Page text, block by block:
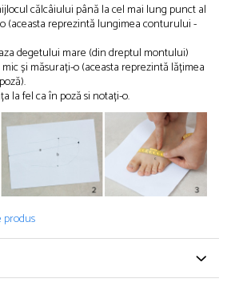
călcâiului până la cel mai lung punct al
(aceasta reprezintă lungimea conturului -
degetului mare (din dreptul montului)
și măsurați-o (aceasta reprezintă lățimea
la fel ca în poză si notați-o.